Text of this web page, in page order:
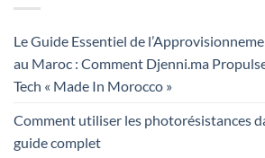
Le Guide Essentiel de
au Maroc : Comment Djenni.ma
Tech « Made In Morocco »
Comment utiliser les photorésistances
guide complet